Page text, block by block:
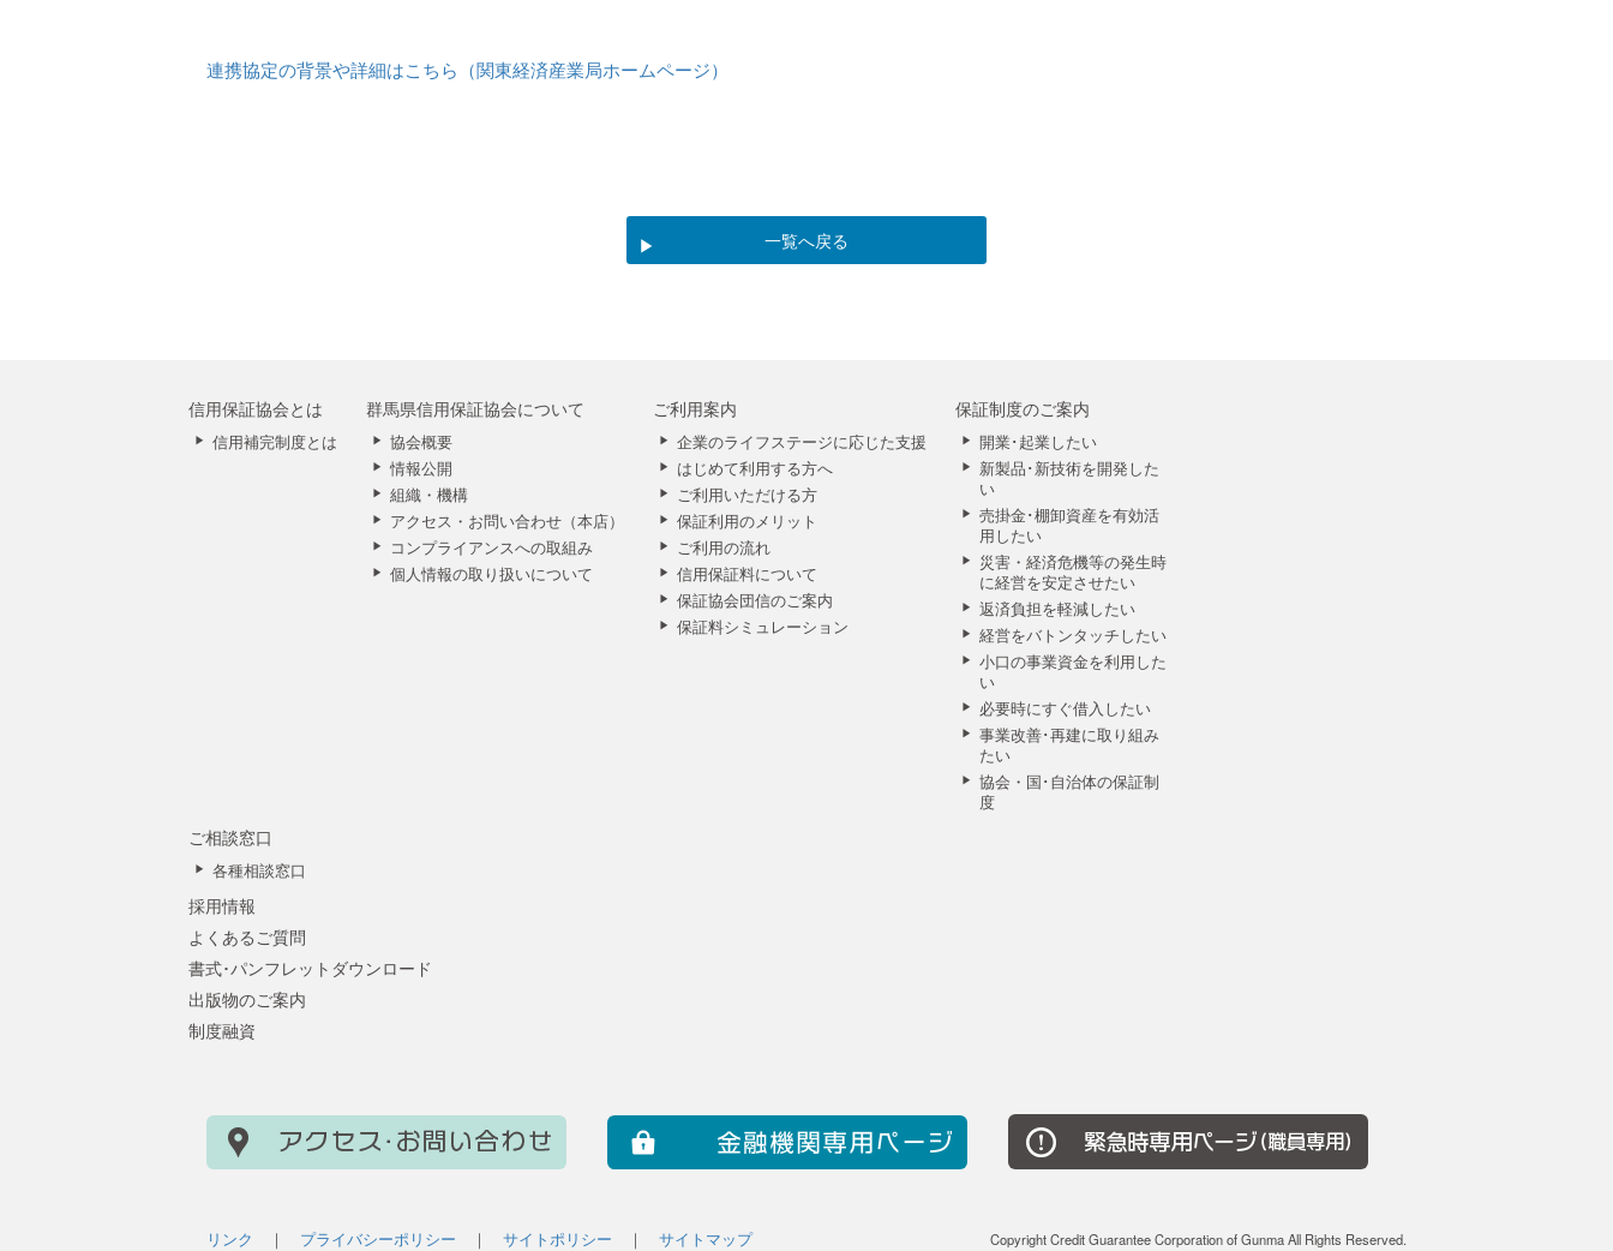
連携協定の背景や詳細はこちら（関東経済産業局ホームページ）
一覧へ戻る
信用保証協会とは
信用補完制度とは
群馬県信用保証協会について
協会概要
情報公開
組織・機構
アクセス・お問い合わせ（本店）
コンプライアンスへの取組み
個人情報の取り扱いについて
ご利用案内
企業のライフステージに応じた支援
はじめて利用する方へ
ご利用いただける方
保証利用のメリット
ご利用の流れ
信用保証料について
保証協会団信のご案内
保証料シミュレーション
保証制度のご案内
開業･起業したい
新製品･新技術を開発した
い
売掛金･棚卸資産を有効活
用したい
災害・経済危機等の発生時
に経営を安定させたい
返済負担を軽減したい
経営をバトンタッチしたい
小口の事業資金を利用した
い
必要時にすぐ借入したい
事業改善･再建に取り組み
たい
協会・国･自治体の保証制
度
ご相談窓口
各種相談窓口
採用情報
よくあるご質問
書式･パンフレットダウンロード
出版物のご案内
制度融資
リンク ｜ プライバシーポリシー ｜ サイトポリシー ｜ サイトマップ Copyright Credit Guarantee Corporation of Gunma All Rights Reserved.